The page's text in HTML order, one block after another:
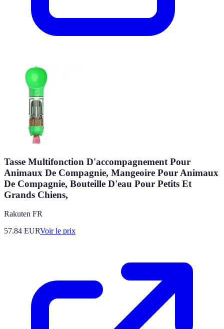
Tasse Multifonction D'accompagnement Pour
Animaux De Compagnie, Mangeoire Pour Animaux
De Compagnie, Bouteille D'eau Pour Petits Et
Grands Chiens,
Rakuten FR
57.84 EURVoir le prix